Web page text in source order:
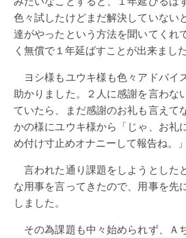
色々試したけどまだ解決していない
達がやったという方法を聞いてくれ
く無償で１年延ばすことが出来ました
ヨシ様もユウキ様も色々アドバイ
助かりました。２人に感謝を言わな
ていたら、まだ感謝のお礼も言えて
かの様にユウキ様から「じゃ、お礼
め付け寸止めオナニーして報告ね。
言われた通り課題をしようとした
な用事を言ってきたので、用事を先
しました。
その為課題も中々始められず、Ａ